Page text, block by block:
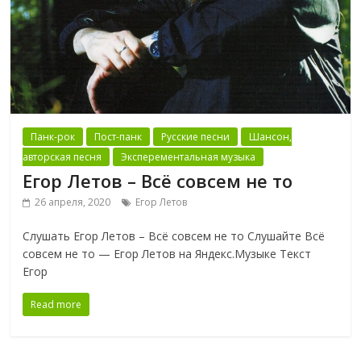
Панк-рок Пост-панк Русские песни
Шансон,
авторская песня
Эксперементальная музыка
Егор Летов – Всё совсем не то
26 апреля, 2020 Егор Летов
Слушать Егор Летов – Всё совсем не то Слушайте Всё
совсем не то — Егор Летов на Яндекс.Музыке Текст
Егор
Read more